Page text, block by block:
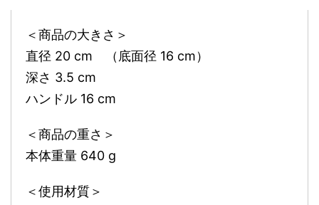
＜商品の大きさ＞
直径 20 cm （底面径 16 cm）
深さ 3.5 cm
ハンドル 16 cm
＜商品の重さ＞
本体重量 640 g
＜使用材質＞